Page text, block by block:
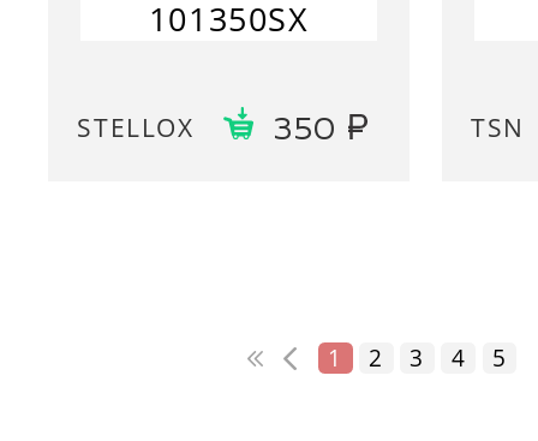
101350SX
STELLOX 350 TSN
1 2 3 4 5